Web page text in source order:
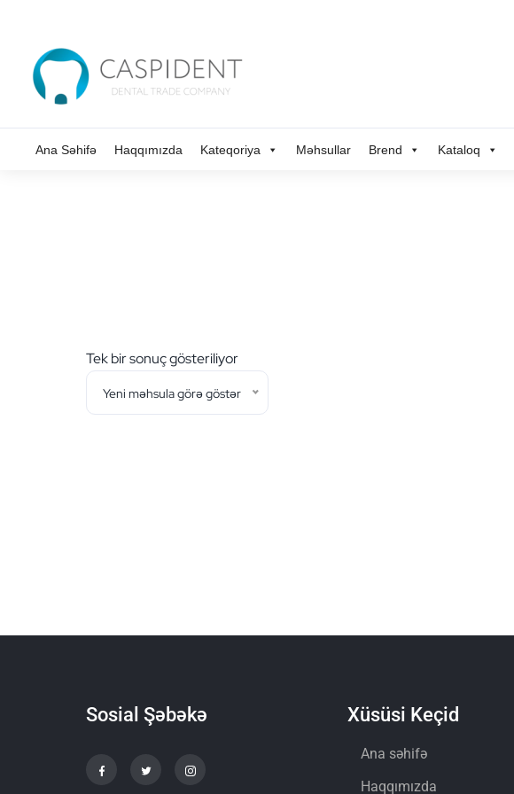
Ana Səhifə Haqqımızda Kateqoriya Məhsullar Brend Kataloq
Tek bir sonuç gösteriliyor
Yeni məhsula görə göstər
Sosial Şəbəkə Xüsüsi Keçid
Ana səhifə
Haqqımızda